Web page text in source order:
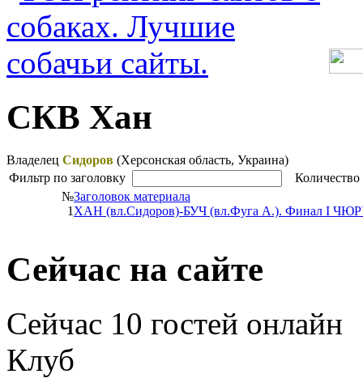
СКВ Хан
Владелец Сидоров (Херсонская область, Украина)
Фильтр по заголовку
№Заголовок материала
1 ХАН (вл.Сидоров)-БУЧ (вл.Фуга А.). Финал I
Сейчас на сайте
Сейчас 10 гостей онлайн
Клуб